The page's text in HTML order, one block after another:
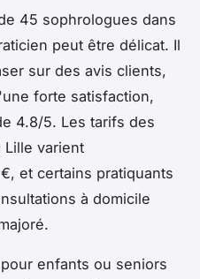
45 sophrologues dans
peut être délicat. Il
sur des avis clients,
forte satisfaction,
4.8/5. Les tarifs des
Lille varient
et certains pratiquants
à domicile
enfants ou seniors